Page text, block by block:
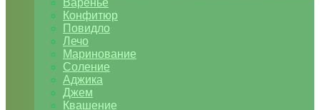
Варенье
Конфитюр
Повидло
Лечо
Маринование
Соление
Аджика
Джем
Квашение